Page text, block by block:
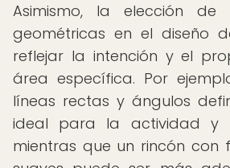
Asimismo, la elección de
geométricas en el diseño
reflejar la intención y el
área específica. Por
líneas rectas y ángulos
ideal para la actividad y
mientras que un rincón con